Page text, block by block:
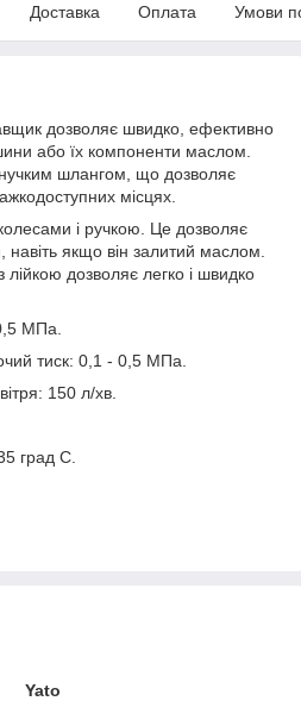
Доставка Оплата Умови
дозволяє швидко, ефективно
або їх компоненти маслом.
шлангом, що дозволяє
місцях.
і ручкою. Це дозволяє
навіть якщо він залитий маслом.
лійкою дозволяє легко і швидко
МПа.
тиск: 0,1 - 0,5 МПа.
150 л/хв.
град C.
Yato